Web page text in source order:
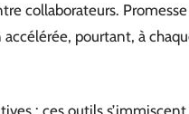
collaborateurs.
pourtant, à
: ces outils